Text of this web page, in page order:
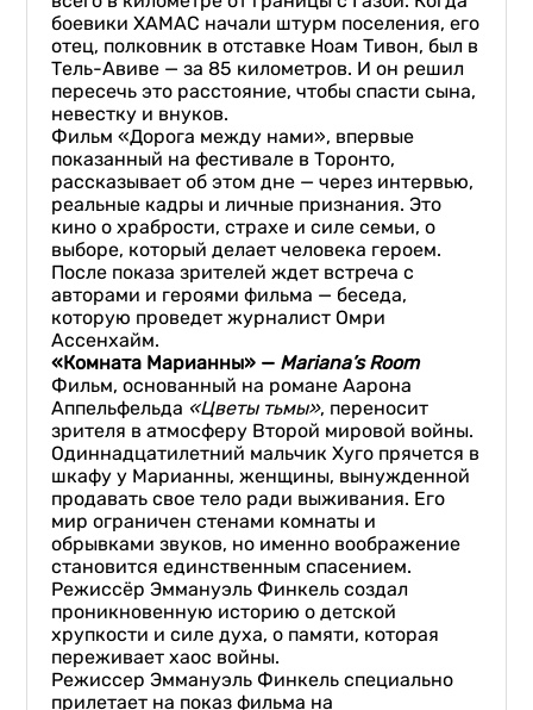
боевики ХАМАС начали штурм поселения, его
отец, полковник в отставке Ноам Тивон, был в
Тель-Авиве — за 85 километров. И он решил
пересечь это расстояние, чтобы спасти сына,
невестку и внуков.
Фильм «Дорога между нами», впервые
показанный на фестивале в Торонто,
рассказывает об этом дне — через интервью,
реальные кадры и личные признания. Это
кино о храбрости, страхе и силе семьи, о
выборе, который делает человека героем.
После показа зрителей ждет встреча с
авторами и героями фильма — беседа,
которую проведет журналист Омри
Ассенхайм.
«Комната Марианны» — Mariana’s Room
Фильм, основанный на романе Аарона
Аппельфельда «Цветы тьмы», переносит
зрителя в атмосферу Второй мировой войны.
Одиннадцатилетний мальчик Хуго прячется в
шкафу у Марианны, женщины, вынужденной
продавать свое тело ради выживания. Его
мир ограничен стенами комнаты и
обрывками звуков, но именно воображение
становится единственным спасением.
Режиссёр Эммануэль Финкель создал
проникновенную историю о детской
хрупкости и силе духа, о памяти, которая
переживает хаос войны.
Режиссер Эммануэль Финкель специально
прилетает на показ фильма на